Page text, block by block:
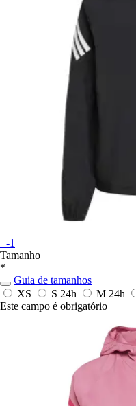
+-1
Tamanho
*
Guia de tamanhos
XS
S 24h M 24h
Este campo é obrigatório